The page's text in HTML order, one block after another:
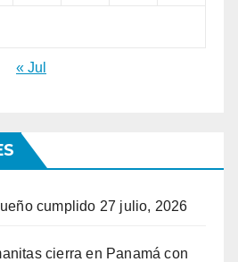
« Jul
cumplido 27 julio, 2026
cierra en Panamá con